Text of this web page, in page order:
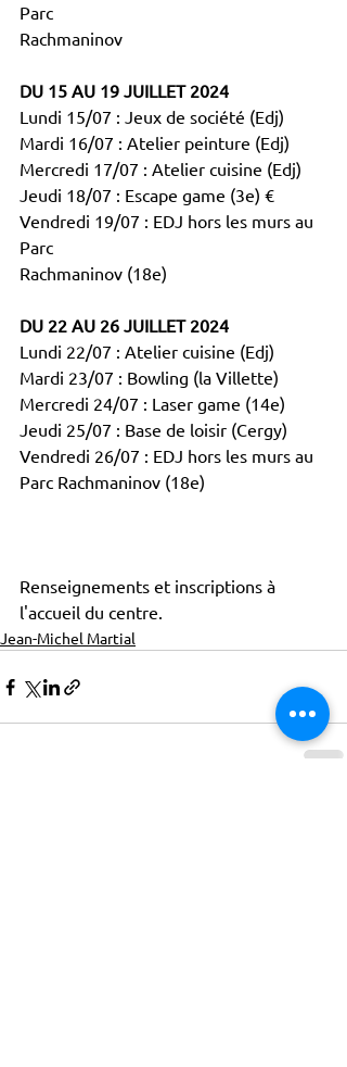
Parc
Rachmaninov
DU 15 AU 19 JUILLET 2024
Lundi 15/07 : Jeux de société (Edj)
Mardi 16/07 : Atelier peinture (Edj)
Mercredi 17/07 : Atelier cuisine (Edj)
Jeudi 18/07 : Escape game (3e) €
Vendredi 19/07 : EDJ hors les murs au
Parc
Rachmaninov (18e)
DU 22 AU 26 JUILLET 2024
Lundi 22/07 : Atelier cuisine (Edj)
Mardi 23/07 : Bowling (la Villette)
Mercredi 24/07 : Laser game (14e)
Jeudi 25/07 : Base de loisir (Cergy)
Vendredi 26/07 : EDJ hors les murs au
Parc Rachmaninov (18e)
Renseignements et inscriptions à
l'accueil du centre.
Jean-Michel Martial